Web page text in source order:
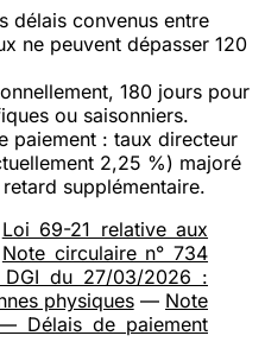
délais convenus entre
ne peuvent dépasser 120
180 jours pour
ou saisonniers.
paiement : taux directeur
2,25 %) majoré
supplémentaire.
Loi 69-21 relative aux
Note circulaire n° 734
DGI du 27/03/2026 :
physiques— Note
Délais de paiement